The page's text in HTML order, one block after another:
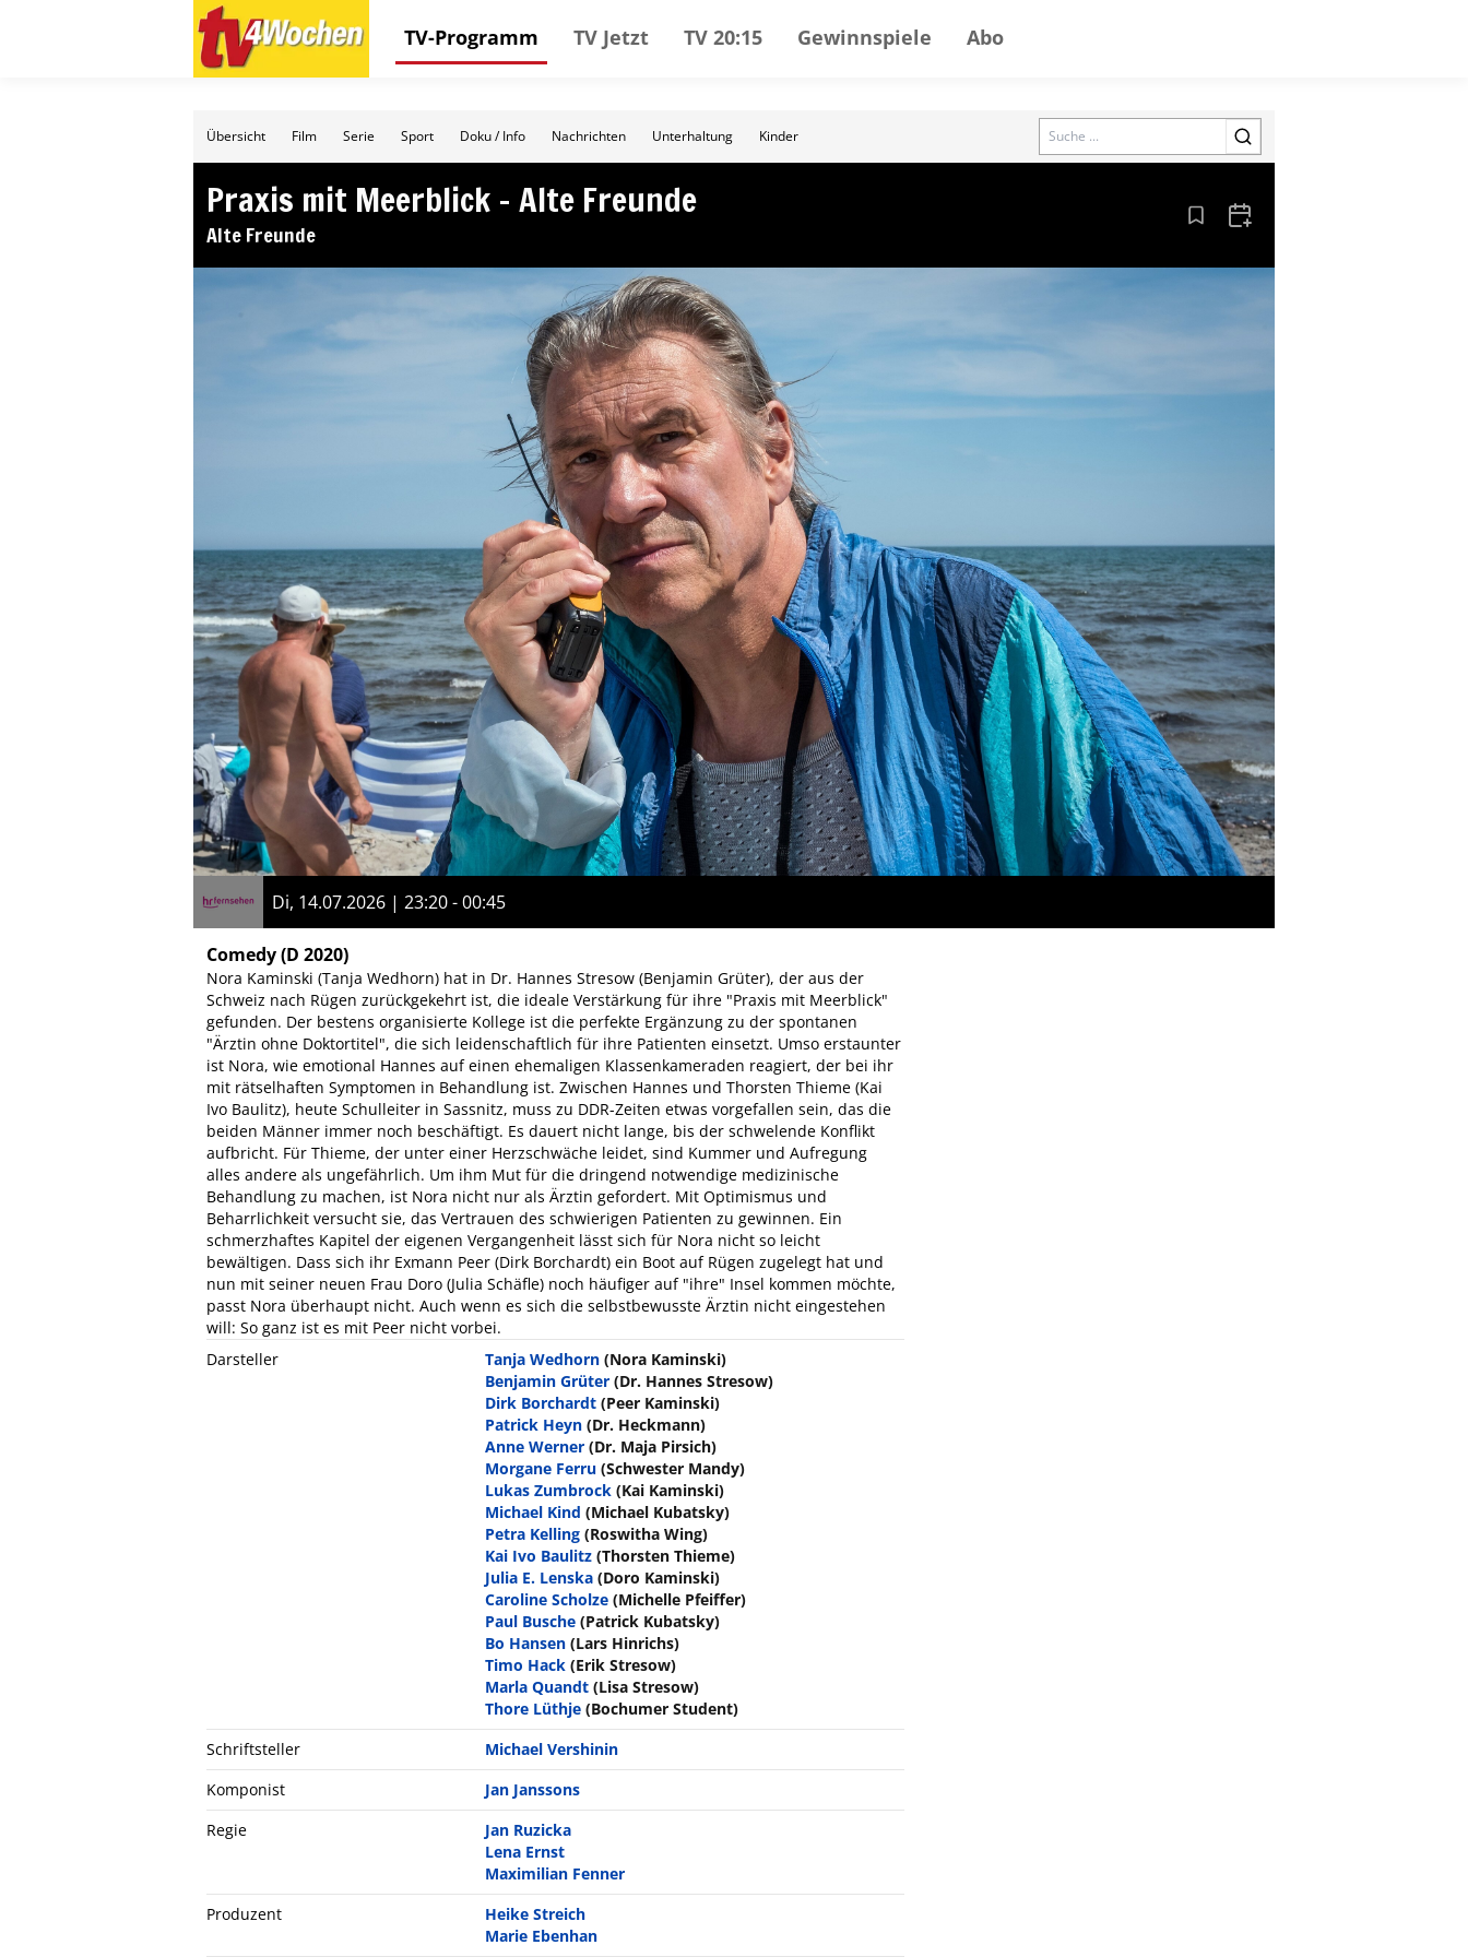
TV-Programm TV Jetzt TV 20:15 Gewinnspiele Abo
Übersicht Film Serie Sport Doku / Info Nachrichten Unterhaltung Kinder Search
Praxis mit Meerblick – Alte Freunde
Alte Freunde Aus den Lesezeichen entfernen
Zum Kalender hinzufügen
Di, 14.07.2026 | 23:20 - 00:45
Comedy(D 2020)
Nora Kaminski (Tanja Wedhorn) hat in Dr. Hannes Stresow (Benjamin Grüter), der aus der
Schweiz nach Rügen zurückgekehrt ist, die ideale Verstärkung für ihre "Praxis mit Meerblick"
gefunden. Der bestens organisierte Kollege ist die perfekte Ergänzung zu der spontanen
"Ärztin ohne Doktortitel", die sich leidenschaftlich für ihre Patienten einsetzt. Umso erstaunter
ist Nora, wie emotional Hannes auf einen ehemaligen Klassenkameraden reagiert, der bei ihr
mit rätselhaften Symptomen in Behandlung ist. Zwischen Hannes und Thorsten Thieme (Kai
Ivo Baulitz), heute Schulleiter in Sassnitz, muss zu DDR-Zeiten etwas vorgefallen sein, das die
beiden Männer immer noch beschäftigt. Es dauert nicht lange, bis der schwelende Konflikt
aufbricht. Für Thieme, der unter einer Herzschwäche leidet, sind Kummer und Aufregung
alles andere als ungefährlich. Um ihm Mut für die dringend notwendige medizinische
Behandlung zu machen, ist Nora nicht nur als Ärztin gefordert. Mit Optimismus und
Beharrlichkeit versucht sie, das Vertrauen des schwierigen Patienten zu gewinnen. Ein
schmerzhaftes Kapitel der eigenen Vergangenheit lässt sich für Nora nicht so leicht
bewältigen. Dass sich ihr Exmann Peer (Dirk Borchardt) ein Boot auf Rügen zugelegt hat und
nun mit seiner neuen Frau Doro (Julia Schäfle) noch häufiger auf "ihre" Insel kommen möchte,
passt Nora überhaupt nicht. Auch wenn es sich die selbstbewusste Ärztin nicht eingestehen
will: So ganz ist es mit Peer nicht vorbei.
Darsteller
Tanja Wedhorn (Nora Kaminski)
Benjamin Grüter (Dr. Hannes Stresow)
Dirk Borchardt (Peer Kaminski)
Patrick Heyn (Dr. Heckmann)
Anne Werner (Dr. Maja Pirsich)
Morgane Ferru (Schwester Mandy)
Lukas Zumbrock (Kai Kaminski)
Michael Kind (Michael Kubatsky)
Petra Kelling (Roswitha Wing)
Kai Ivo Baulitz (Thorsten Thieme)
Julia E. Lenska (Doro Kaminski)
Caroline Scholze (Michelle Pfeiffer)
Paul Busche (Patrick Kubatsky)
Bo Hansen (Lars Hinrichs)
Timo Hack (Erik Stresow)
Marla Quandt (Lisa Stresow)
Thore Lüthje (Bochumer Student)
Schriftsteller
Michael Vershinin
Komponist
Jan Janssons
Regie
Jan Ruzicka
Lena Ernst
Maximilian Fenner
Produzent
Heike Streich
Marie Ebenhan